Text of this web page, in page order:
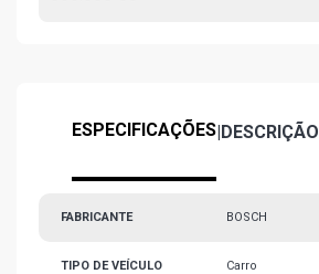
ESPECIFICAÇÕES|DESCRIÇÃO
FABRICANTE BOSCH
TIPO DE VEÍCULO Carro